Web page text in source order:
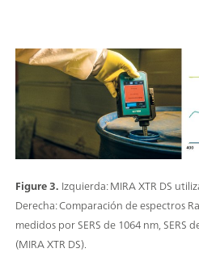
Figure 3. Izquierda: MIRA XTR DS
Derecha: Comparación de espectros
medidos por SERS de 1064 nm, SERS
(MIRA XTR DS).